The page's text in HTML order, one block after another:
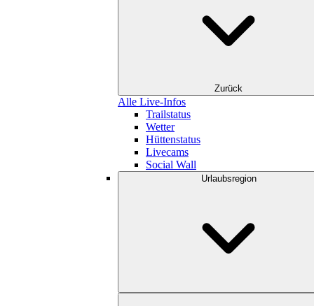
Zurück
Alle Live-Infos
Trailstatus
Wetter
Hüttenstatus
Livecams
Social Wall
Urlaubsregion